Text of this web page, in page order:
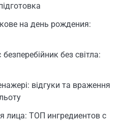
на день рождения:
без світла:
відгуки та враження
ТОП ингредиентов с